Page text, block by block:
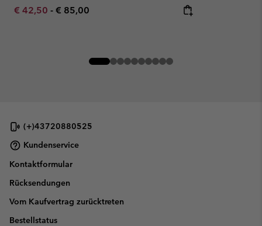
Minimum sale price:
€ 42,50 - Maximum price:
€ 85,00
(+)43720880525
Kundenservice
Kontaktformular
Rücksendungen
Vom Kaufvertrag zurücktreten
Bestellstatus